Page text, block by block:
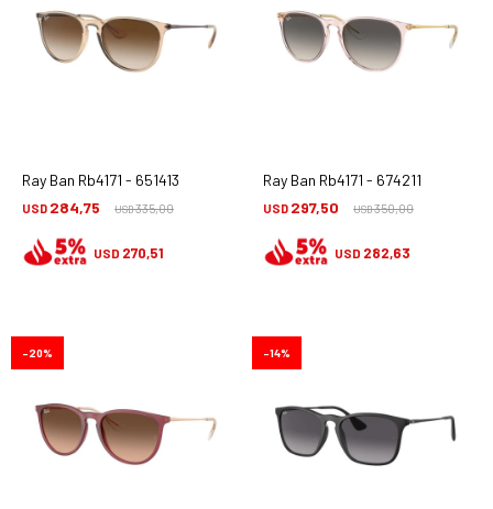
Ray Ban Rb4171 - 651413
USD 284,75 USD335,00
USD 270,51
Ray Ban Rb4171 - 674211
USD 297,50 USD350,00
USD 282,63
20 14